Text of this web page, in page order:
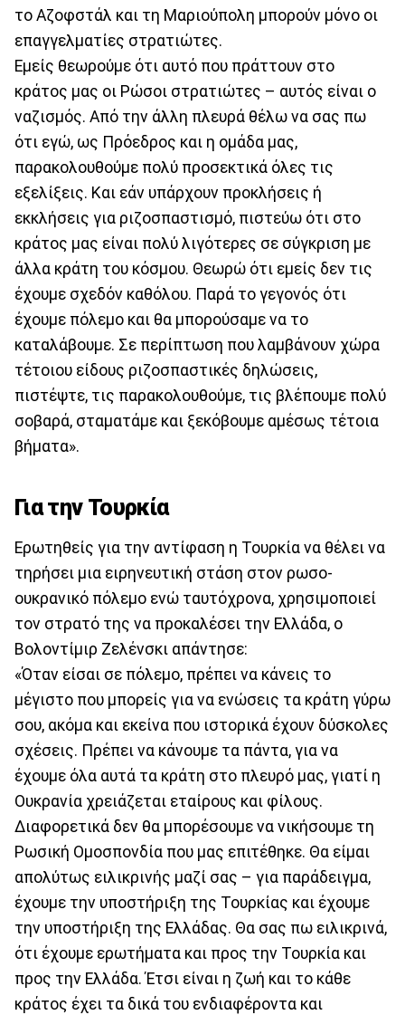
το Αζοφστάλ και τη Μαριούπολη μπορούν μόνο οι
επαγγελματίες στρατιώτες.
Εμείς θεωρούμε ότι αυτό που πράττουν στο
κράτος μας οι Ρώσοι στρατιώτες – αυτός είναι ο
ναζισμός. Από την άλλη πλευρά θέλω να σας πω
ότι εγώ, ως Πρόεδρος και η ομάδα μας,
παρακολουθούμε πολύ προσεκτικά όλες τις
εξελίξεις. Και εάν υπάρχουν προκλήσεις ή
εκκλήσεις για ριζοσπαστισμό, πιστεύω ότι στο
κράτος μας είναι πολύ λιγότερες σε σύγκριση με
άλλα κράτη του κόσμου. Θεωρώ ότι εμείς δεν τις
έχουμε σχεδόν καθόλου. Παρά το γεγονός ότι
έχουμε πόλεμο και θα μπορούσαμε να το
καταλάβουμε. Σε περίπτωση που λαμβάνουν χώρα
τέτοιου είδους ριζοσπαστικές δηλώσεις,
πιστέψτε, τις παρακολουθούμε, τις βλέπουμε πολύ
σοβαρά, σταματάμε και ξεκόβουμε αμέσως τέτοια
βήματα».
Για την Τουρκία
Ερωτηθείς για την αντίφαση η Τουρκία να θέλει να
τηρήσει μια ειρηνευτική στάση στον ρωσο-
ουκρανικό πόλεμο ενώ ταυτόχρονα, χρησιμοποιεί
τον στρατό της να προκαλέσει την Ελλάδα, ο
Βολοντίμιρ Ζελένσκι απάντησε:
«Όταν είσαι σε πόλεμο, πρέπει να κάνεις το
μέγιστο που μπορείς για να ενώσεις τα κράτη γύρω
σου, ακόμα και εκείνα που ιστορικά έχουν δύσκολες
σχέσεις. Πρέπει να κάνουμε τα πάντα, για να
έχουμε όλα αυτά τα κράτη στο πλευρό μας, γιατί η
Ουκρανία χρειάζεται εταίρους και φίλους.
Διαφορετικά δεν θα μπορέσουμε να νικήσουμε τη
Ρωσική Ομοσπονδία που μας επιτέθηκε. Θα είμαι
απολύτως ειλικρινής μαζί σας – για παράδειγμα,
έχουμε την υποστήριξη της Τουρκίας και έχουμε
την υποστήριξη της Ελλάδας. Θα σας πω ειλικρινά,
ότι έχουμε ερωτήματα και προς την Τουρκία και
προς την Ελλάδα. Έτσι είναι η ζωή και το κάθε
κράτος έχει τα δικά του ενδιαφέροντα και